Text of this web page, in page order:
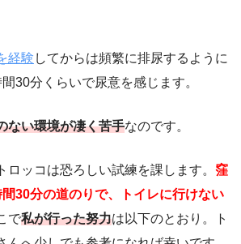
経験 してからは頻繁に排尿するように
30分くらいで尿意を感じます。
ない環境が凄く苦手なのです。
ロッコは恐ろしい試練を課します。 窪
30分の道のりで、トイレに行けない
で私が行った努力は以下のとおり。ト